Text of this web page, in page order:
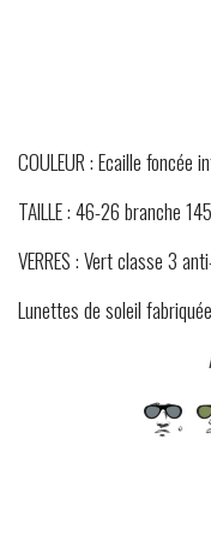
COULEUR : Ecaille
TAILLE : 46-26 branche 145
VERRES : Vert classe 3
Lunettes de soleil